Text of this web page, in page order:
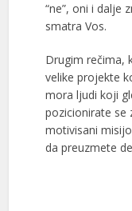
“ne”, oni i dalje
smatra Vos.
Drugim rečima,
velike projekte
mora ljudi koji
pozicionirate se
motivisani
da preuzmete